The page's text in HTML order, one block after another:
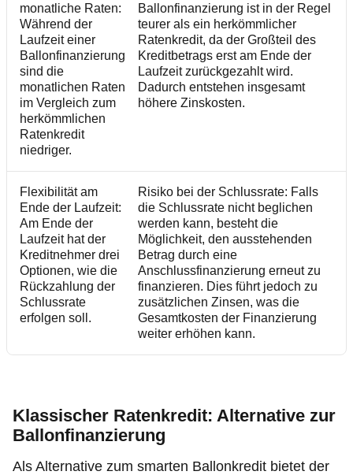
monatliche Raten:
Während der
Laufzeit einer
Ballonfinanzierung
sind die
monatlichen Raten
im Vergleich zum
herkömmlichen
Ratenkredit
niedriger.
Ballonfinanzierung ist in der Regel
teurer als ein herkömmlicher
Ratenkredit, da der Großteil des
Kreditbetrags erst am Ende der
Laufzeit zurückgezahlt wird.
Dadurch entstehen insgesamt
höhere Zinskosten.
Flexibilität am
Ende der Laufzeit:
Am Ende der
Laufzeit hat der
Kreditnehmer drei
Optionen, wie die
Rückzahlung der
Schlussrate
erfolgen soll.
Risiko bei der Schlussrate: Falls
die Schlussrate nicht beglichen
werden kann, besteht die
Möglichkeit, den ausstehenden
Betrag durch eine
Anschlussfinanzierung erneut zu
finanzieren. Dies führt jedoch zu
zusätzlichen Zinsen, was die
Gesamtkosten der Finanzierung
weiter erhöhen kann.
Klassischer Ratenkredit: Alternative zur
Ballonfinanzierung
Als Alternative zum smarten Ballonkredit bietet der